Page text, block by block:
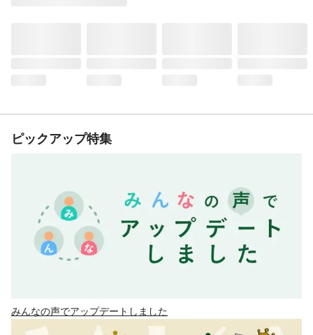
ピックアップ特集
みんなの声でアップデートしました